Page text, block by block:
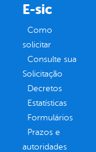
E-sic
Como
solicitar
Consulte sua
Solicitação
Decretos
Estatísticas
Formulários
Prazos e
autoridades